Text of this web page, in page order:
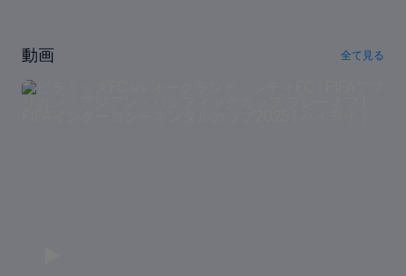
動画 全て見る